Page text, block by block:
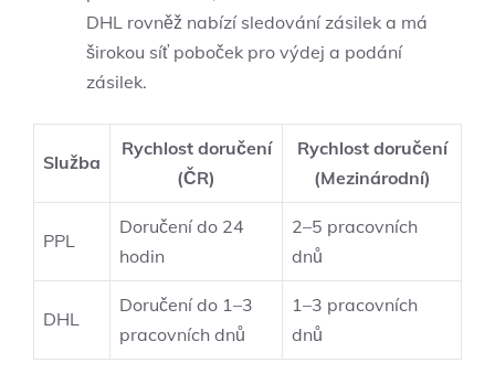
DHL rovněž nabízí sledování zásilek a má
širokou síť poboček pro výdej a podání
zásilek.
Služba
Rychlost doručení
(ČR)
Rychlost doručení
(Mezinárodní)
PPL
Doručení do 24
hodin
2–5 pracovních
dnů
DHL
Doručení do 1–3
pracovních dnů
1–3 pracovních
dnů